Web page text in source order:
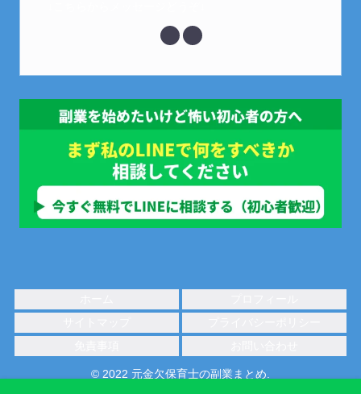
© 2022 元金欠保育士の副業まとめ.